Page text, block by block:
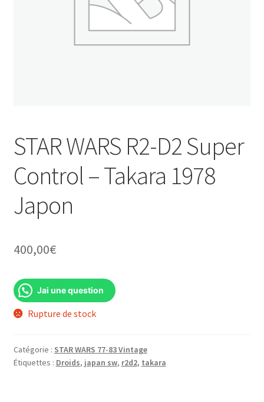
STAR WARS R2-D2 Super
Control – Takara 1978
Japon
400,00€
Jai une question
Rupture de stock
Catégorie : STAR WARS 77-83 Vintage
Étiquettes : Droids, japan sw, r2d2, takara